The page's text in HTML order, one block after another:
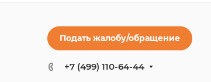
Подать жалобу/обращение
+7 (499) 110-64-44